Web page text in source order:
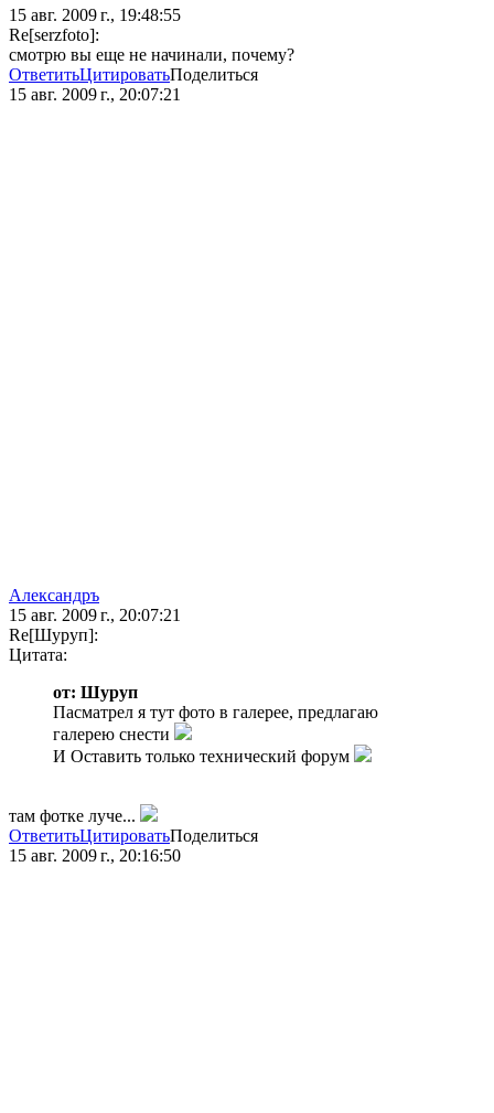
15 авг. 2009 г., 19:48:55
Re[serzfoto]:
смотрю вы еще не начинали, почему?
ОтветитьЦитироватьПоделиться
15 авг. 2009 г., 20:07:21
Александръ
15 авг. 2009 г., 20:07:21
Re[Шуруп]:
Цитата:
от: Шуруп
Пасматрел я тут фото в галерее, предлагаю
галерею снести
И Оставить только технический форум
там фотке луче...
ОтветитьЦитироватьПоделиться
15 авг. 2009 г., 20:16:50